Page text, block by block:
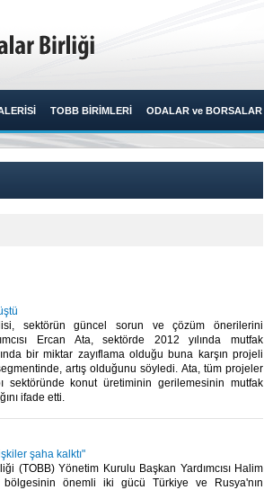
TOBB BİRİMLERİ ODALAR ve BORSALAR
sektörün güncel sorun ve çözüm önerilerini
Ercan Ata, sektörde 2012 yılında mutfak
bir miktar zayıflama olduğu buna karşın projeli
artış olduğunu söyledi. Ata, tüm projeler
sektöründe konut üretiminin gerilemesinin mutfak
ifade etti.
şaha kalktı"
(TOBB) Yönetim Kurulu Başkan Yardımcısı Halim
önemli iki gücü Türkiye ve Rusya'nın